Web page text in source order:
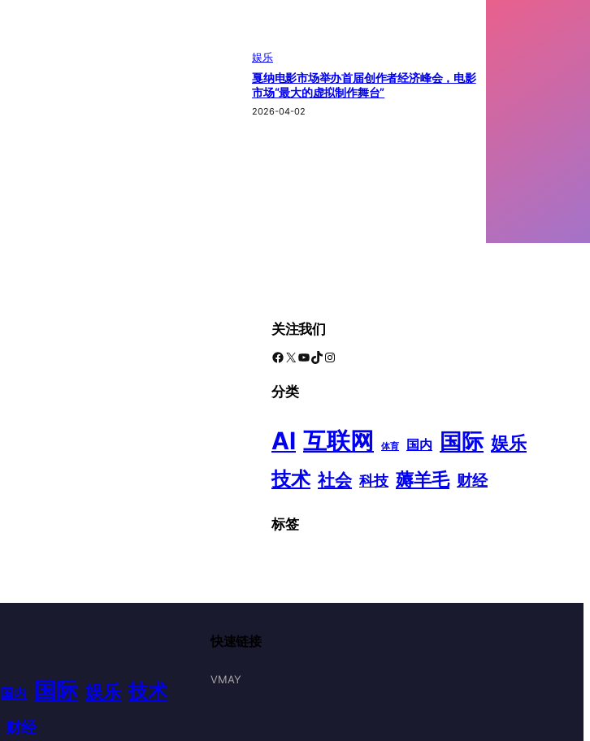
娱乐
戛纳电影市场举办首届创作者经济峰会，电影
市场“最大的虚拟制作舞台”
2026-04-02
关注我们
Facebook X YouTube TikTok Instagram
分类
AI 互联网 体育 国内 国际 娱乐
技术 社会 科技 薅羊毛 财经
标签
国内 国际 娱乐 技术
财经
快速链接
VMAY